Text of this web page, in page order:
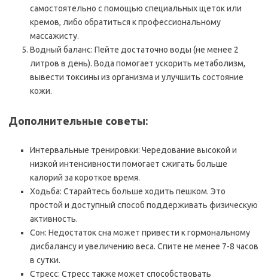
самостоятельно с помощью специальных щеток или
кремов, либо обратиться к профессиональному
массажисту.
Водный баланс: Пейте достаточно воды (не менее 2
литров в день). Вода помогает ускорить метаболизм,
вывести токсины из организма и улучшить состояние
кожи.
Дополнительные советы:
Интервальные тренировки: Чередование высокой и
низкой интенсивности помогает сжигать больше
калорий за короткое время.
Ходьба: Старайтесь больше ходить пешком. Это
простой и доступный способ поддерживать физическую
активность.
Сон: Недостаток сна может привести к гормональному
дисбалансу и увеличению веса. Спите не менее 7-8 часов
в сутки.
Стресс: Стресс также может способствовать